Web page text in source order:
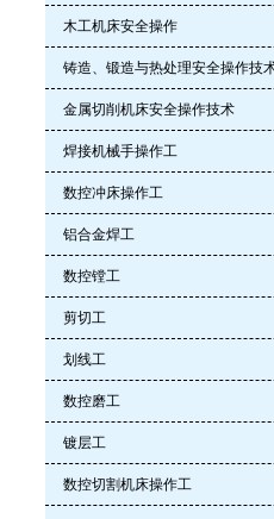
木工机床安全操作
铸造、锻造与热处理安全操作技
金属切削机床安全操作技术
焊接机械手操作工
数控冲床操作工
铝合金焊工
数控镗工
剪切工
划线工
数控磨工
镀层工
数控切割机床操作工